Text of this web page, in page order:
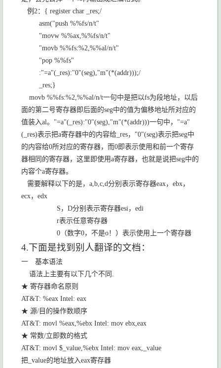
例 2： { register char _res;/
asm("push %%fs/n/t"
"movw %%ax,%%fs/n/t"
"movb %%fs:%2,%%al/n/t"
"pop %%fs"
:"=a"(_res):"0"(seg),"m"(*(addr)));/
_res;}
movb %%fs:%2,%%al/n/t一句中是把以fs为段地址，以后
面的第二号寄存器即后面的seg中的值为偏移地址所对应的
值装入al。 "=a"(_res):"0"(seg),"m"(*(addr)))一句中， "=a"
(_res)表示把a寄存器中的内容给 _res， "0"(seg)表示把seg中
的内容给0所对应的寄存器，而0即表示使用和前一个寄存
器相同的寄存器，这里即使用a寄存器，也就是说把seg中的
内容个a寄存器。
需要解释以下的是， a,b,c,d分别表示寄存器eax， ebx，
ecx， edx
S ， D分别表示寄存器esi， edi
r表示任意寄存器
0 （数字0，不是o！）表示使用上一个寄存器
4.下面是找到别人翻译的文档：
一 基本语法
语法上主要有以下几个不同 .
★ 寄存器命名原则
AT&T: %eax Intel: eax
★ 源/ 目的操作数顺序
AT&T: movl %eax,%ebx Intel: mov ebx,eax
★ 常数/立即数的格式
AT&T: movl $_value,%ebx Intel: mov eax,_value
把 _value的地址放入eax寄存器